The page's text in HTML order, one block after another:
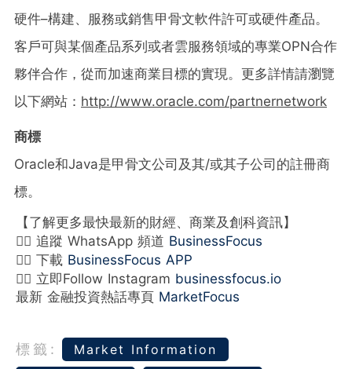
硬件–構建、服務或銷售甲骨文軟件許可或硬件產品。
客戶可與某個產品系列或者雲服務領域的專業OPN合作
夥伴合作，從而加速商業目標的實現。更多詳情請瀏覽
以下網站： http://www.oracle.com/partnernetwork
商標
Oracle和Java是甲骨文公司及其/或其子公司的註冊商
標。
【了解更多最快最新的財經、商業及創科資訊】
👉🏻 追蹤 WhatsApp 頻道 BusinessFocus
👉🏻 下載 BusinessFocus APP
👉🏻 立即Follow Instagram businessfocus.io
最新 金融投資熱話專頁 MarketFocus
標籤:
Market Information